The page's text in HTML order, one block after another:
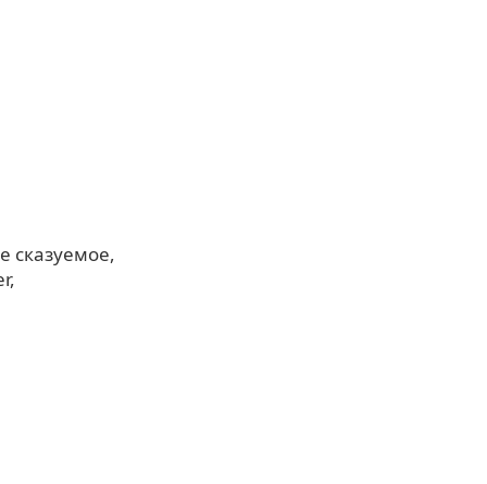
сказуемое